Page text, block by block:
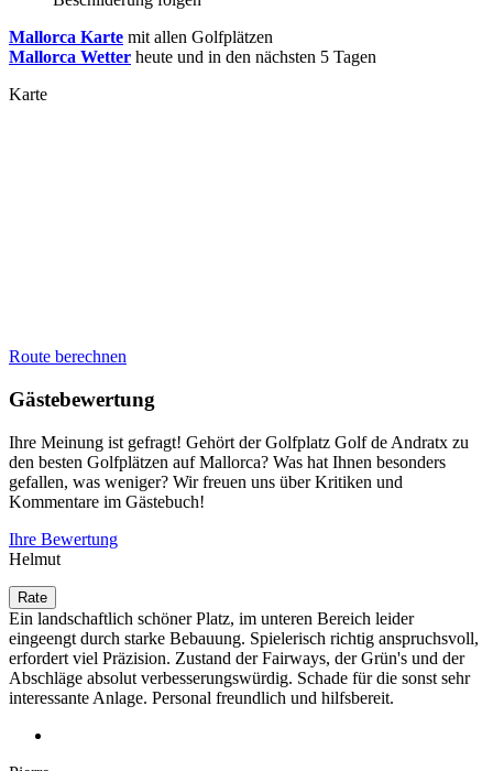
Mallorca Karte mit allen Golfplätzen
Mallorca Wetter heute und in den nächsten 5 Tagen
Karte
Route berechnen
Gästebewertung
Ihre Meinung ist gefragt! Gehört der Golfplatz Golf de Andratx zu
den besten Golfplätzen auf Mallorca? Was hat Ihnen besonders
gefallen, was weniger? Wir freuen uns über Kritiken und
Kommentare im Gästebuch!
Ihre Bewertung
Helmut
Ein landschaftlich schöner Platz, im unteren Bereich leider
eingeengt durch starke Bebauung. Spielerisch richtig anspruchsvoll,
erfordert viel Präzision. Zustand der Fairways, der Grün's und der
Abschläge absolut verbesserungswürdig. Schade für die sonst sehr
interessante Anlage. Personal freundlich und hilfsbereit.